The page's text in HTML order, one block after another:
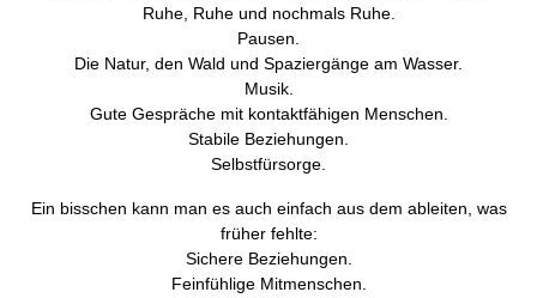
Ruhe, Ruhe und nochmals Ruhe.
Pausen.
Die Natur, den Wald und Spaziergänge am Wasser.
Musik.
Gute Gespräche mit kontaktfähigen Menschen.
Stabile Beziehungen.
Selbstfürsorge.
Ein bisschen kann man es auch einfach aus dem ableiten, was
früher fehlte:
Sichere Beziehungen.
Feinfühlige Mitmenschen.